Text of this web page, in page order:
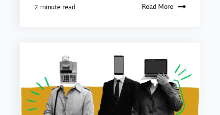
2 minute read Read More